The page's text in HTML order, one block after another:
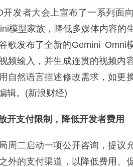
者大会上宣布了一系列面
模型家族，降低多媒体内容的
歌发布了全新的Gemini Omni
频输入，并生成连贯的视频内
自然语言描述修改需求，如更
辑。(新浪财经)
开支付限制，降低开发者费用
二启动一项公开咨询，提议
外的支付渠道，以降低费用、